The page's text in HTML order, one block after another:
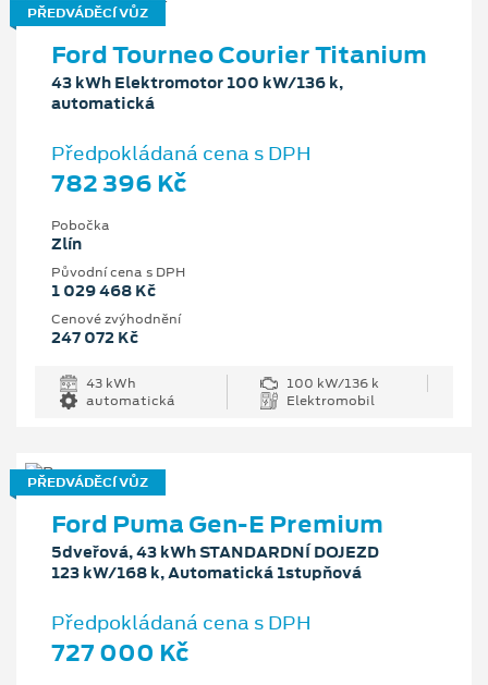
PŘEDVÁDĚCÍ VŮZ
Ford Tourneo Courier Titanium
43 kWh Elektromotor 100 kW/136 k,
automatická
Předpokládaná cena s DPH
782 396 Kč
Pobočka
Zlín
Původní cena s DPH
1 029 468 Kč
Cenové zvýhodnění
247 072 Kč
43 kWh
100 kW/136 k
automatická
Elektromobil
PŘEDVÁDĚCÍ VŮZ
Ford Puma Gen-E Premium
5dveřová, 43 kWh STANDARDNÍ DOJEZD
123 kW/168 k, Automatická 1stupňová
Předpokládaná cena s DPH
727 000 Kč